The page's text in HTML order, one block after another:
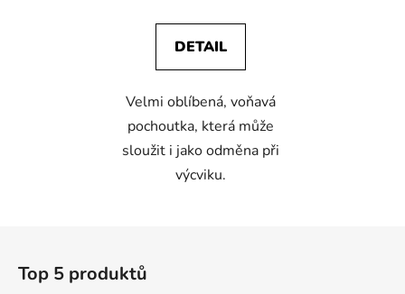
5,0
z
hvězdiček.
DETAIL
Velmi oblíbená, voňavá
pochoutka, která může
sloužit i jako odměna při
výcviku.
Top 5 produktů